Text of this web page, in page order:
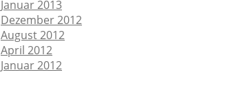
Januar 2013
Dezember 2012
August 2012
April 2012
Januar 2012